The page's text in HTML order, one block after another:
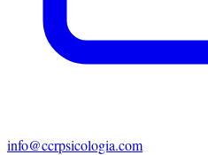
info@ccrpsicologia.com